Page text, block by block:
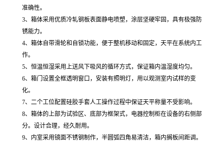
准确性。
3、 箱体采用优质冷轧钢板表面静电喷塑，涂层坚硬牢固，具有极强防
锈能力。
4、 箱体自带滑轮和自锁功能，便于整机移动和固定，天平在系统内工
作。
5、 恒温恒湿采用上送风下吸风的循环方式，保证箱内温湿度均匀。
6、 箱门设置全框透明窗口， 安装有照明灯， 用以观测室内试样的变
化。
7、 二个工位配置硅胶手套人工操作过程中保证天平称量不受影响。
8、 箱体的上部为试验区、底部为框架式，电器控制柜在设备的右侧部
分。设计合理，经久耐用。
9、 内室采用镜面不锈钢制作，半圆弧四角易清洁，箱内搁板间距调。